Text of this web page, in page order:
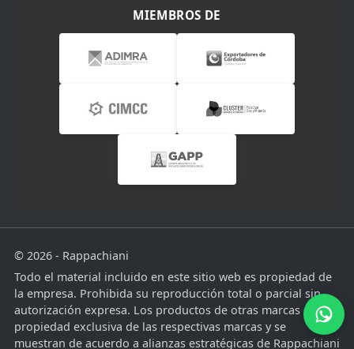
MIEMBROS DE
© 2026 - Rappachiani
Todo el material incluido en este sitio web es propiedad de
la empresa. Prohibida su reproducción total o parcial sin
autorización expresa. Los productos de otras marcas son
propiedad exclusiva de las respectivas marcas y se
muestran de acuerdo a alianzas estratégicas de Rappachiani